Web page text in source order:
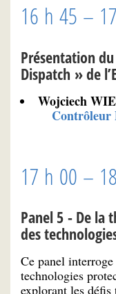
16 h 45 –
Présentation
Dispatch » de
Wojciech
Contrôleur
17 h 00 –
Panel 5 - De la
des
Ce panel
technologies
explorant les